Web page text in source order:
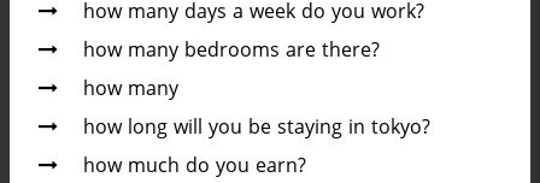
how many days a week do you work?
how many bedrooms are there?
how many
how long will you be staying in tokyo?
how much do you earn?